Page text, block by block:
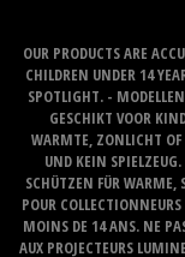
OUR PRODUCTS ARE
CHILDREN UNDER 14
SPOTLIGHT. -
GESCHIKT VOOR
WARMTE, ZONLICHT
UND KEIN
SCHÜTZEN FÜR WARME,
POUR
MOINS DE 14 ANS. NE
AUX PROJECTEURS